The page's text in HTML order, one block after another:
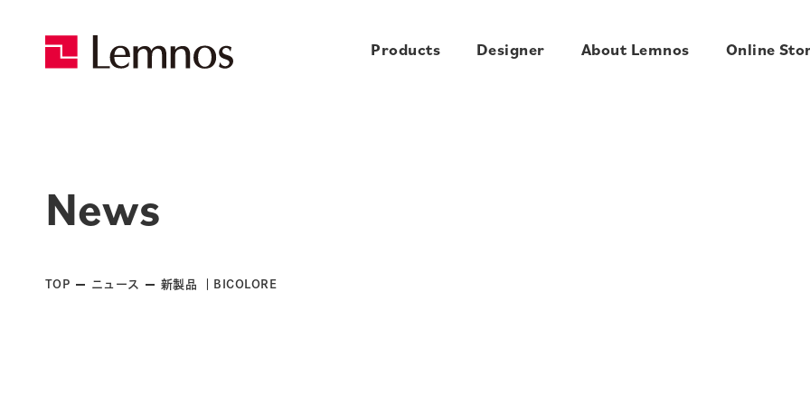
Products Designer About Lemnos Online
News
TOP ニュース 新製品 ｜BICOLORE